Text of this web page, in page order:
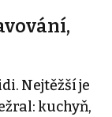
Nejtěžší je
kuchyň,